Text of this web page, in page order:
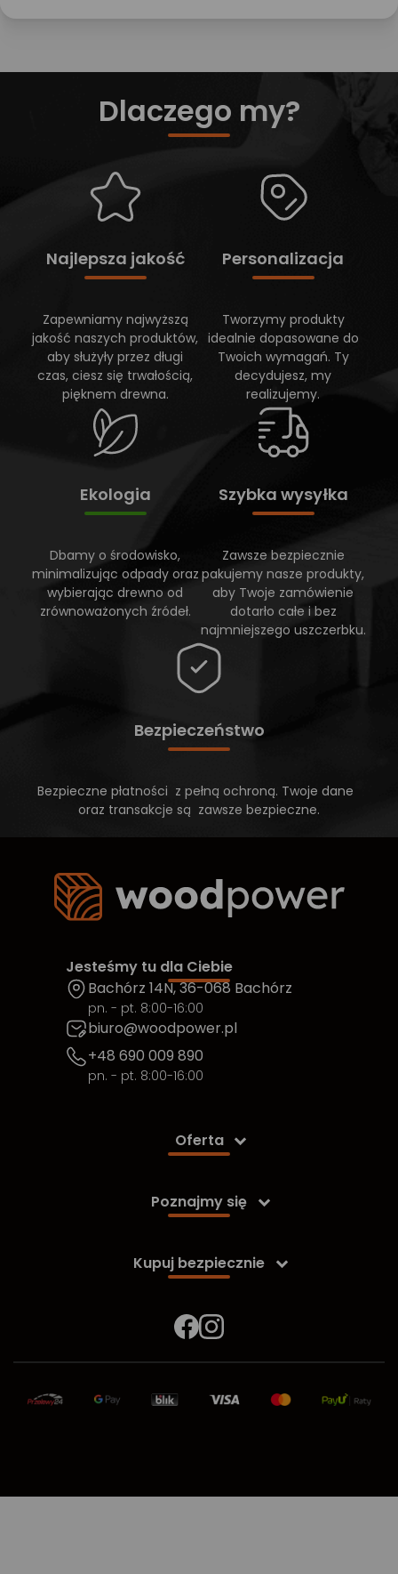
Dlaczego my?
Najlepsza jakość
Zapewniamy najwyższą
jakość naszych produktów,
aby służyły przez długi
czas, ciesz się trwałością,
pięknem drewna.
Personalizacja
Tworzymy produkty
idealnie dopasowane do
Twoich wymagań. Ty
decydujesz, my
realizujemy.
Ekologia
Dbamy o środowisko,
minimalizując odpady oraz
wybierając drewno od
zrównoważonych źródeł.
Szybka wysyłka
Zawsze bezpiecznie
pakujemy nasze produkty,
aby Twoje zamówienie
dotarło całe i bez
najmniejszego uszczerbku.
Bezpieczeństwo
Bezpieczne płatności z pełną ochroną. Twoje dane
oraz transakcje są zawsze bezpieczne.
Jesteśmy tu dla Ciebie
Bachórz 14N, 36-068 Bachórz
pn. - pt. 8:00-16:00
biuro@woodpower.pl
+48 690 009 890
pn. - pt. 8:00-16:00
Oferta 
Poznajmy się 
Kupuj bezpiecznie 